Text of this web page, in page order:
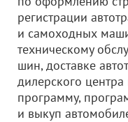
регистрации
и самоходных
техническому
шин, доставке
дилерского
программу,
и выкуп